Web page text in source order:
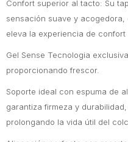
Confort superior al tacto: Su
sensación suave y
eleva la experiencia de confort
Gel Sense Tecnologia
proporcionando frescor.
Soporte ideal con espuma de
garantiza firmeza y
prolongando la vida útil del